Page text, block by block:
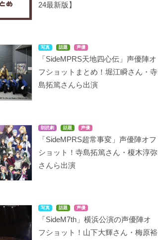
24最新版】
写真 話題 声優
「SideMPRS天地四心伝」声優陣オ
フショットまとめ！堀江瞬さん・寺
島拓篤さんら出演
朗読劇 話題 声優
「SideMPRS超常事変」声優陣オフ
ショット！寺島拓篤さん・榎木淳弥
さんら出演
写真 話題 声優
「SideM7th」横浜公演の声優陣オ
フショット！山下大輝さん・梅原裕